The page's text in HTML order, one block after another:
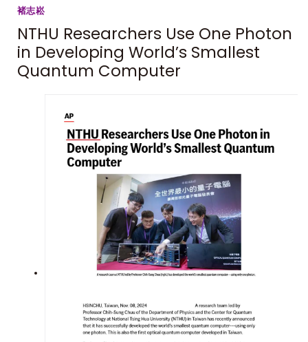
褚志崧
NTHU Researchers Use One Photon
in Developing World’s Smallest
Quantum Computer